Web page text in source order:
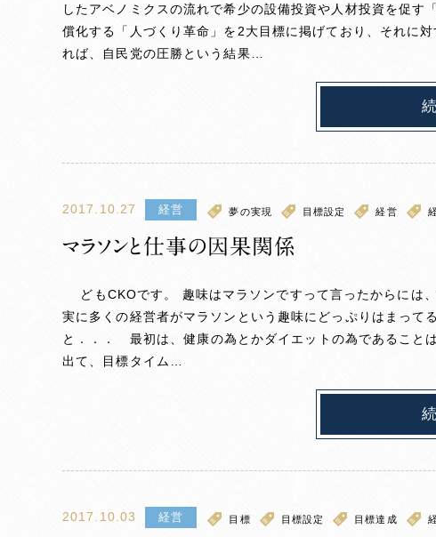
したアベノミクスの流れで希少の設備投資や人材投資を促
償化する「人づくり革命」を2大目標に掲げており、それ
れば、自民党の圧勝という結果…
2017.10.27 経営 夢の実現 目標設定 経営
マラソンと仕事の因果関係
どもCKOです。 趣味はマラソンですって言ったからには
実に多くの経営者がマラソンという趣味にどっぷりはまっ
と．．． 最初は、健康の為とかダイエットの為であること
出て、目標タイム…
2017.10.03 経営 目標 目標設定 目標達成